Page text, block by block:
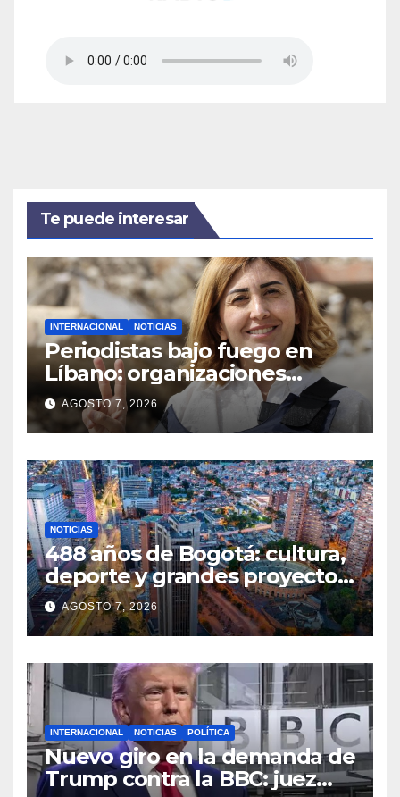
Te puede interesar
INTERNACIONAL NOTICIAS
Periodistas bajo fuego en
Líbano: organizaciones
denuncian ataques y exigen
justicia
AGOSTO 7, 2026
NOTICIAS
488 años de Bogotá: cultura,
deporte y grandes proyectos
marcan el aniversario de la
capital
AGOSTO 7, 2026
INTERNACIONAL NOTICIAS POLÍTICA
Nuevo giro en la demanda de
Trump contra la BBC: juez